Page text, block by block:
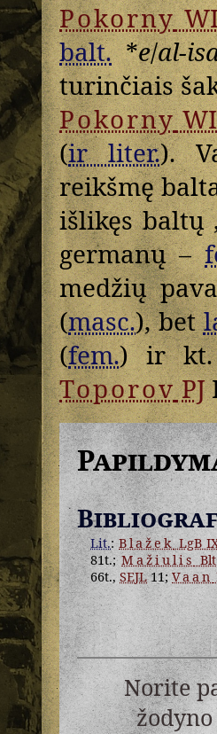
Pokorny
balt.*e/al-
turinčiais
Pokorny
(ir liter.).
reikšmę
išlikęs baltų
germanų –
medžių
(masc.), bet
(fem.) ir
ToporovPJ
Lit.:BlažekLgB
81t.;Mažiulis
66t., SEJL11; Vaan
Norite